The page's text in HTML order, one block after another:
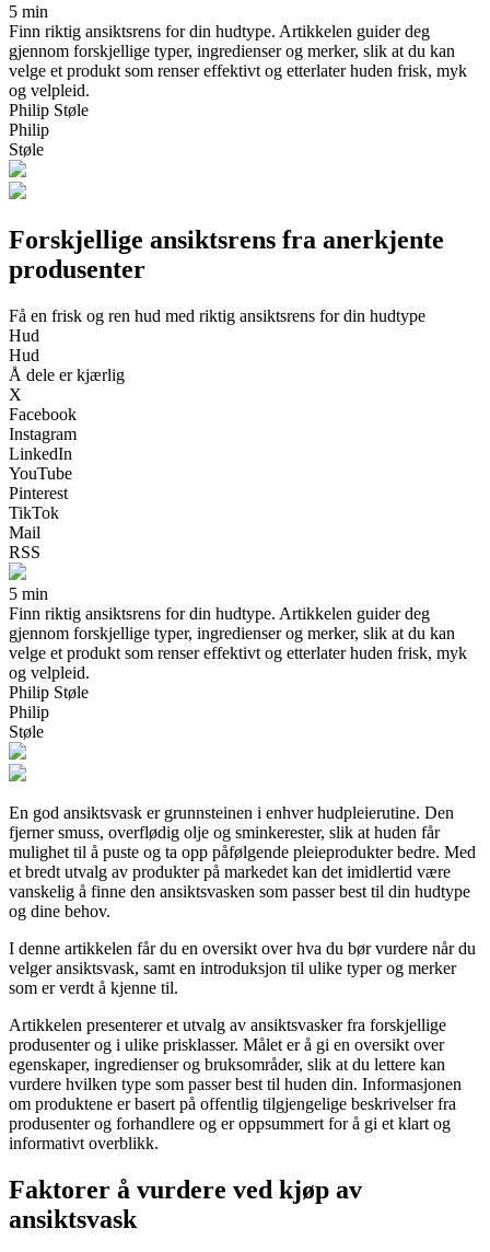
5 min
Finn riktig ansiktsrens for din hudtype. Artikkelen guider deg
gjennom forskjellige typer, ingredienser og merker, slik at du kan
velge et produkt som renser effektivt og etterlater huden frisk, myk
og velpleid.
Philip Støle
Philip
Støle
Forskjellige ansiktsrens fra anerkjente
produsenter
Få en frisk og ren hud med riktig ansiktsrens for din hudtype
Hud
Hud
Å dele er kjærlig
X
Facebook
Instagram
LinkedIn
YouTube
Pinterest
TikTok
Mail
RSS
5 min
Finn riktig ansiktsrens for din hudtype. Artikkelen guider deg
gjennom forskjellige typer, ingredienser og merker, slik at du kan
velge et produkt som renser effektivt og etterlater huden frisk, myk
og velpleid.
Philip Støle
Philip
Støle
En god ansiktsvask er grunnsteinen i enhver hudpleierutine. Den
fjerner smuss, overflødig olje og sminkerester, slik at huden får
mulighet til å puste og ta opp påfølgende pleieprodukter bedre. Med
et bredt utvalg av produkter på markedet kan det imidlertid være
vanskelig å finne den ansiktsvasken som passer best til din hudtype
og dine behov.
I denne artikkelen får du en oversikt over hva du bør vurdere når du
velger ansiktsvask, samt en introduksjon til ulike typer og merker
som er verdt å kjenne til.
Artikkelen presenterer et utvalg av ansiktsvasker fra forskjellige
produsenter og i ulike prisklasser. Målet er å gi en oversikt over
egenskaper, ingredienser og bruksområder, slik at du lettere kan
vurdere hvilken type som passer best til huden din. Informasjonen
om produktene er basert på offentlig tilgjengelige beskrivelser fra
produsenter og forhandlere og er oppsummert for å gi et klart og
informativt overblikk.
Faktorer å vurdere ved kjøp av
ansiktsvask